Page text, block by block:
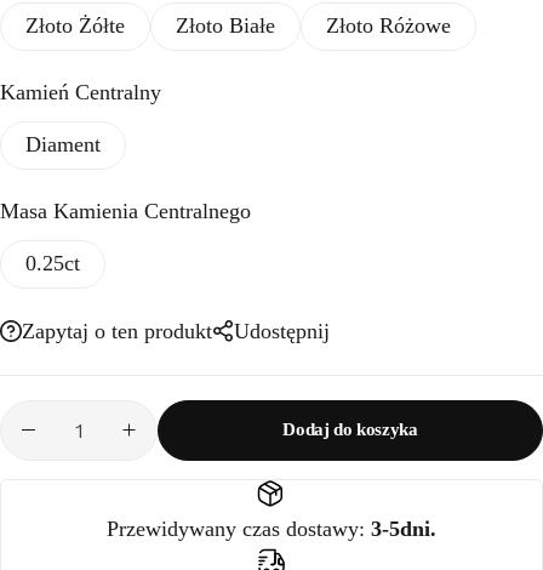
Złoto Żółte Złoto Białe Złoto Różowe
Kamień Centralny
Diament
Masa Kamienia Centralnego
0.25ct
Zapytaj o ten produkt Udostępnij
Dodaj do koszyka
Przewidywany czas dostawy: 3-5dni.